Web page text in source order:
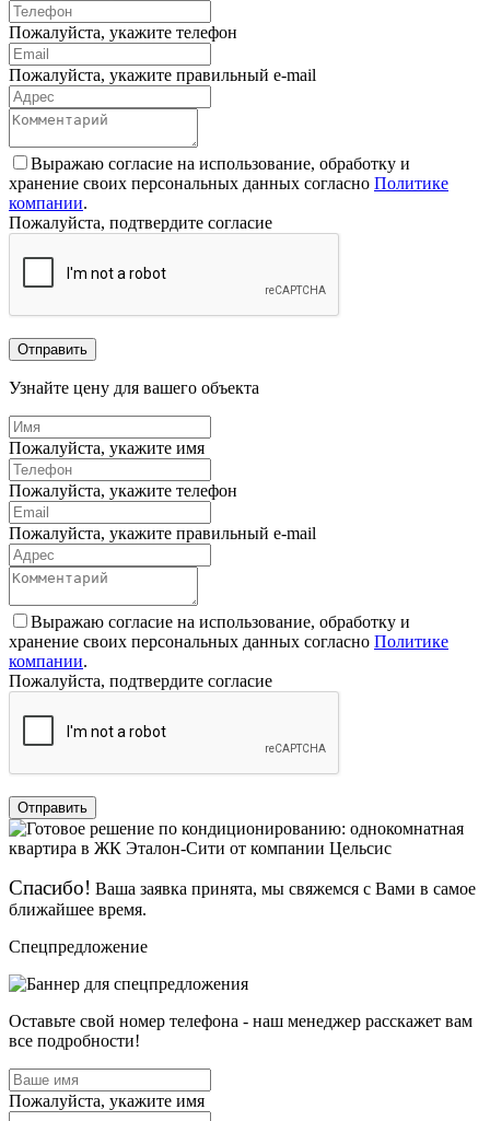
Пожалуйста, укажите телефон
Пожалуйста, укажите правильный e-mail
Выражаю согласие на использование, обработку и
хранение своих персональных данных согласно Политике
компании.
Пожалуйста, подтвердите согласие
Отправить
Узнайте цену для вашего объекта
Пожалуйста, укажите имя
Пожалуйста, укажите телефон
Пожалуйста, укажите правильный e-mail
Выражаю согласие на использование, обработку и
хранение своих персональных данных согласно Политике
компании.
Пожалуйста, подтвердите согласие
Отправить
Спасибо! Ваша заявка принята, мы свяжемся с Вами в самое
ближайшее время.
Спецпредложение
Оставьте свой номер телефона - наш менеджер расскажет вам
все подробности!
Пожалуйста, укажите имя